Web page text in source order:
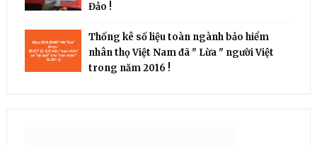
Đảo !
Thống kê số liệu toàn ngành bảo hiểm
nhân thọ Việt Nam đã " Lừa " người Việt
trong năm 2016 !